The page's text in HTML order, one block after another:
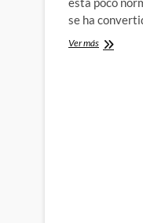
se ha
Ver másConsejos